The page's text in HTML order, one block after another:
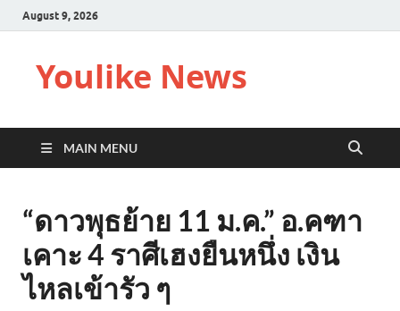
August 9, 2026
Youlike News
MAIN MENU
“ดาวพุธย้าย 11 ม.ค.” อ.คฑา
เคาะ 4 ราศีเฮงยืนหนึ่ง เงิน
ไหลเข้ารัว ๆ